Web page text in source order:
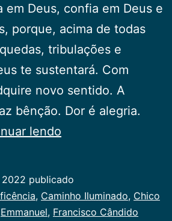
em Deus, confia em Deus e
porque, acima de todas
tribulações e
te sustentará. Com
novo sentido. A
bênção. Dor é alegria.
lendo
publicado
, Caminho Iluminado, Chico
Emmanuel, Francisco Cândido